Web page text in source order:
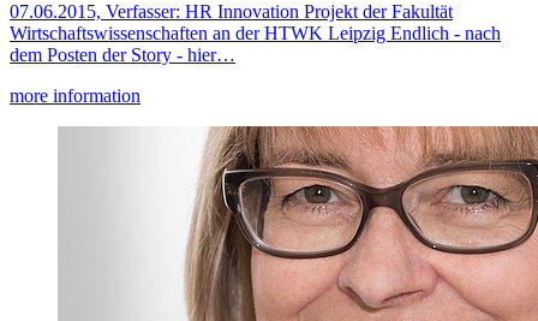
07.06.2015, Verfasser: HR Innovation Projekt der Fakultät
Wirtschaftswissenschaften an der HTWK Leipzig Endlich - nach
dem Posten der Story - hier…
more information